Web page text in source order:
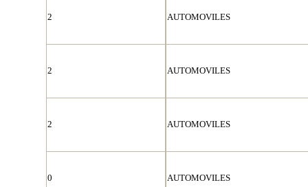
2 AUTOMOVILES
2 AUTOMOVILES
2 AUTOMOVILES
0 AUTOMOVILES